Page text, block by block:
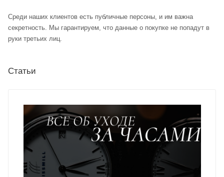
Среди наших клиентов есть публичные персоны, и им важна
секретность. Мы гарантируем, что данные о покупке не попадут в
руки третьих лиц.
Статьи